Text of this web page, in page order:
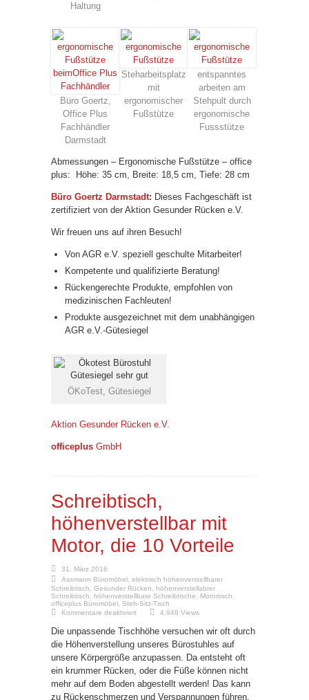
Haltung
Büro Goertz,
Office Plus
Fachhändler
Darmstadt
Steharbeitsplatz
mit
ergonomischer
Fußstütze
entspanntes
arbeiten am
Stehpult durch
ergonomische
Fussstütze
Abmessungen – Ergonomische Fußstütze – office
plus: Höhe: 35 cm, Breite: 18,5 cm, Tiefe: 28 cm
Büro Goertz Darmstadt: Dieses Fachgeschäft ist
zertifiziert von der Aktion Gesunder Rücken e.V.
Wir freuen uns auf ihren Besuch!
Von AGR e.V. speziell geschulte Mitarbeiter!
Kompetente und qualifizierte Beratung!
Rückengerechte Produkte, empfohlen von
medizinischen Fachleuten!
Produkte ausgezeichnet mit dem unabhängigen
AGR e.V.-Gütesiegel
ÖKoTest, Gütesiegel
Aktion Gesunder Rücken e.V.
officeplus GmbH
Schreibtisch,
höhenverstellbar mit
Motor, die 10 Vorteile
31. März 2016
Assmann Büromöbel elektrisch höhenverstellbarer
Schreibtisch
Gesunder Rücken
höhenverstellabrer
Schreibtisch
höhenverstellbare Schreibtische Motortisch
officeplus Büromöbel Steh-Sitz-Tisch
Kommentare deaktiviertfür
höhenverstellbar
mit
Motor,
die
10
Vorteile
4,948 Views
Die unpassende Tischhöhe versuchen wir oft durch
die Höhenverstellung unseres Bürostuhles auf
unsere Körpergröße anzupassen. Da entsteht oft
ein krummer Rücken, oder die Füße können nicht
mehr auf dem Boden abgestellt werden! Das kann
zu Rückenschmerzen und Verspannungen führen.